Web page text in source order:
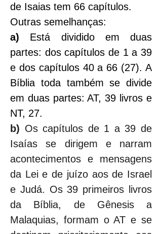
de Isaias tem 66 capítulos.
Outras semelhanças:
a) Está dividido em duas
partes: dos capítulos de 1 a 39
e dos capítulos 40 a 66 (27). A
Bíblia toda também se divide
em duas partes: AT, 39 livros e
NT, 27.
b) Os capítulos de 1 a 39 de
Isaías se dirigem e narram
acontecimentos e mensagens
da Lei e de juízo aos de Israel
e Judá. Os 39 primeiros livros
da Bíblia, de Gênesis a
Malaquias, formam o AT e se